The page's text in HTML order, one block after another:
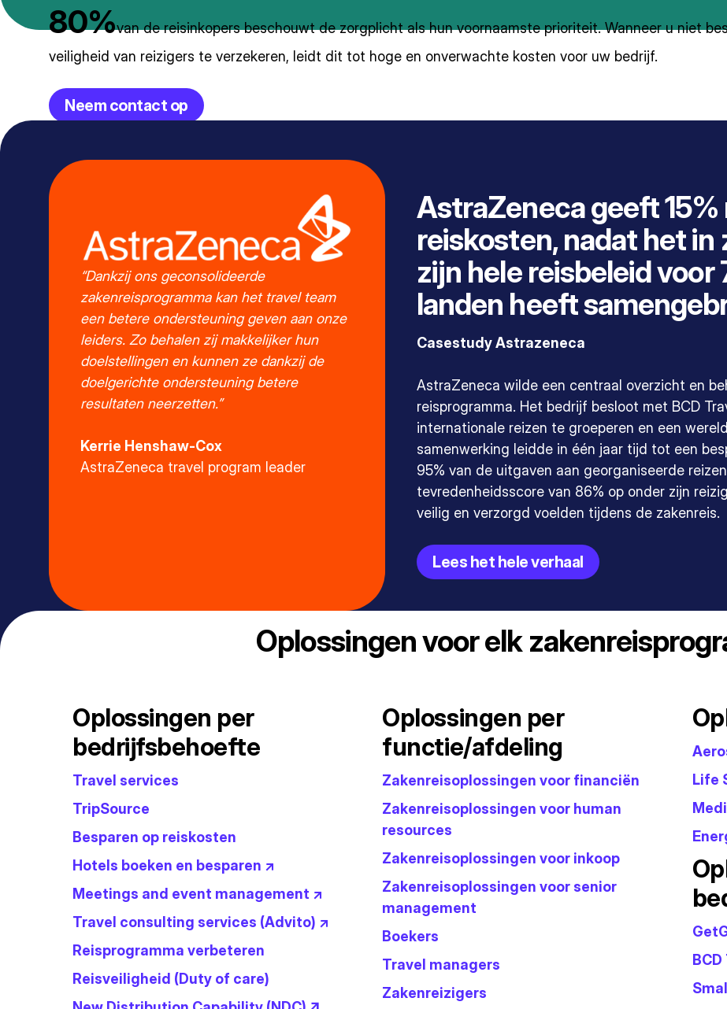
80%van de reisinkopers beschouwt de zorgplicht als hun voornaamste prioriteit. Wanneer u niet
veiligheid van reizigers te verzekeren, leidt dit tot hoge en onverwachte kosten voor uw bedrijf.
Neem contact op
“Dankzij ons geconsolideerde
zakenreisprogramma kan het travel team
een betere ondersteuning geven aan onze
leiders. Zo behalen zij makkelijker hun
doelstellingen en kunnen ze dankzij de
doelgerichte ondersteuning betere
resultaten neerzetten.”
Kerrie Henshaw-Cox
AstraZeneca travel program leader
AstraZeneca geeft
reiskosten, nadat het in
zijn hele reisbeleid
landen heeft
Casestudy Astrazeneca
AstraZeneca wilde een centraal overzicht en
reisprogramma. Het bedrijf besloot met BCD
internationale reizen te groeperen en een
samenwerking leidde in één jaar tijd tot een
95% van de uitgaven aan georganiseerde
tevredenheidsscore van 86% op onder zijn
veilig en verzorgd voelden tijdens de zakenreis.
Lees het hele verhaal
Oplossingen voor elk
Oplossingen per
bedrijfsbehoefte
Travel services
TripSource
Besparen op reiskosten
Hotels boeken en besparen ↗
Meetings and event management ↗
Travel consulting services (Advito) ↗
Reisprogramma verbeteren
Reisveiligheid (Duty of care)
Oplossingen per
functie/afdeling
Zakenreisoplossingen voor financiën
Zakenreisoplossingen voor human
resources
Zakenreisoplossingen voor inkoop
Zakenreisoplossingen voor senior
management
Boekers
Travel managers
Zakenreizigers
Life